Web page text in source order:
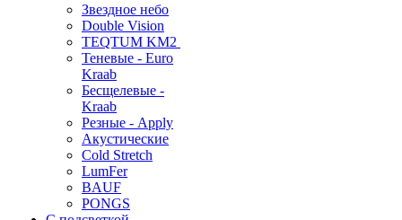
Звездное небо
Double Vision
TEQTUM KM2
Теневые - Euro
Kraab
Бесщелевые -
Kraab
Резные - Apply
Акустические
Cold Stretch
LumFer
BAUF
PONGS